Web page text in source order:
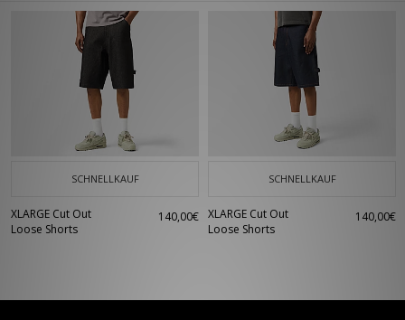
SCHNELLKAUF
XLARGE Cut Out
Loose Shorts
140,00€
SCHNELLKAUF
XLARGE Cut Out
Loose Shorts
140,00€